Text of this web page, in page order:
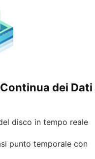
dei Dati
disco in tempo reale
punto temporale con